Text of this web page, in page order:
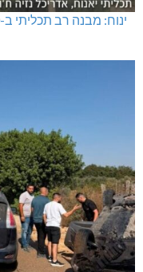
ינוח: מבנה רב תכליתי ב-120 מלש"ח